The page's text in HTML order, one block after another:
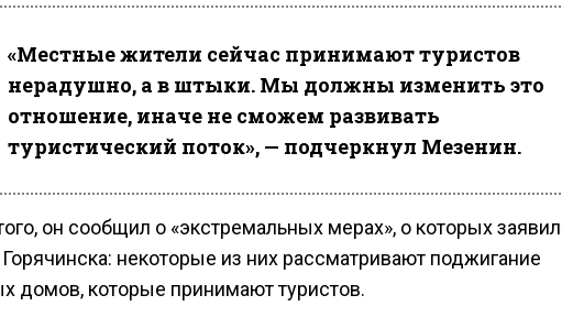
«Местные жители сейчас принимают туристов
нерадушно, а в штыки. Мы должны изменить это
отношение, иначе не сможем развивать
туристический поток», — подчеркнул Мезенин.
он сообщил о «экстремальных мерах», о которых
некоторые из них рассматривают поджигание
домов, которые принимают туристов.